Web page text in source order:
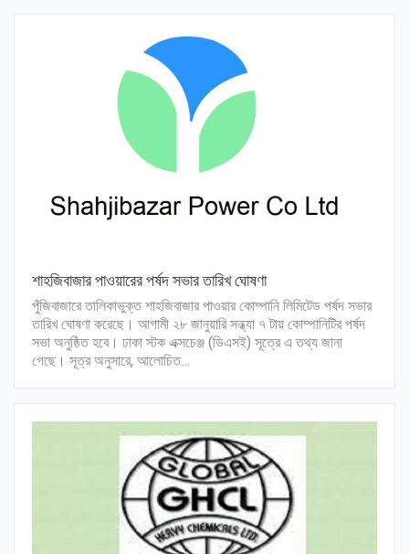
শাহজিবাজার পাওয়ারের পর্ষদ সভার তারিখ ঘোষণা
পুঁজিবাজারে তালিকাভুক্ত শাহজিবাজার পাওয়ার কোম্পানি লিমিটেড পর্ষদ সভার
তারিখ ঘোষণা করেছে। আগামী ২৮ জানুয়ারি সন্ধ্যা ৭ টায় কোম্পানিটির পর্ষদ
সভা অনুষ্ঠিত হবে। ঢাকা স্টক এক্সচেঞ্জ (ডিএসই) সূত্রে এ তথ্য জানা
গেছে। সূত্র অনুসারে, আলোচিত…